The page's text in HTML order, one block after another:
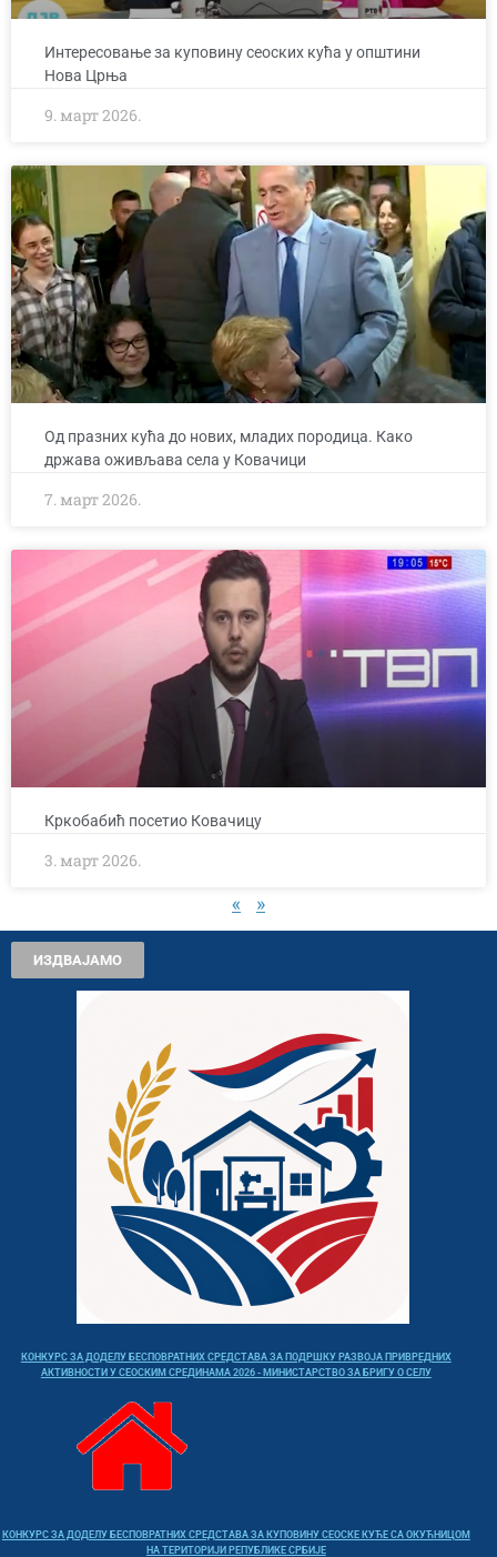
Интересовање за куповину сеоских кућа у општини
Нова Црња
9. март 2026.
Од празних кућа до нових, младих породица. Како
држава оживљава села у Ковачици
7. март 2026.
Кркобабић посетио Ковачицу
3. март 2026.
« »
ИЗДВАЈАМО
КОНКУРС ЗА ДОДЕЛУ БЕСПОВРАТНИХ СРЕДСТАВА ЗА ПОДРШКУ РАЗВОЈА ПРИВРЕДНИХ
АКТИВНОСТИ У СЕОСКИМ СРЕДИНАМА 2026 - МИНИСТАРСТВО ЗА БРИГУ О СЕЛУ
КОНКУРС ЗА ДОДЕЛУ БЕСПОВРАТНИХ СРЕДСТАВА ЗА КУПОВИНУ СЕОСКЕ КУЋЕ СА ОКУЋНИЦОМ
НА ТЕРИТОРИЈИ РЕПУБЛИКЕ СРБИЈЕ